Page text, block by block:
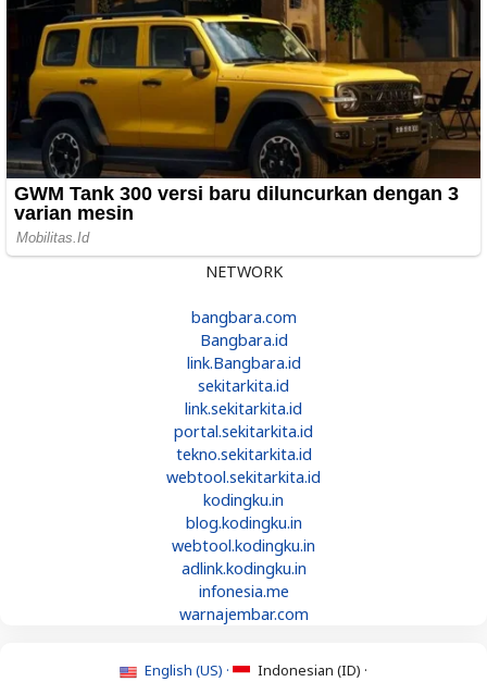
NETWORK
bangbara.com
Bangbara.id
link.Bangbara.id
sekitarkita.id
link.sekitarkita.id
portal.sekitarkita.id
tekno.sekitarkita.id
webtool.sekitarkita.id
kodingku.in
blog.kodingku.in
webtool.kodingku.in
adlink.kodingku.in
infonesia.me
warnajembar.com
English (US) ·
Indonesian (ID) ·